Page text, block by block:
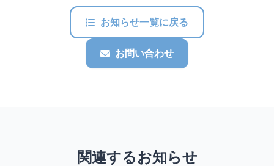
お知らせ一覧に戻る
お問い合わせ
関連するお知らせ